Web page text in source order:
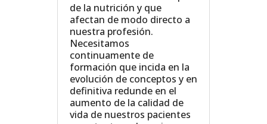
de la nutrición y que
afectan de modo directo a
nuestra profesión.
Necesitamos
continuamente de
formación que incida en la
evolución de conceptos y en
definitiva redunde en el
aumento de la calidad de
vida de nuestros pacientes